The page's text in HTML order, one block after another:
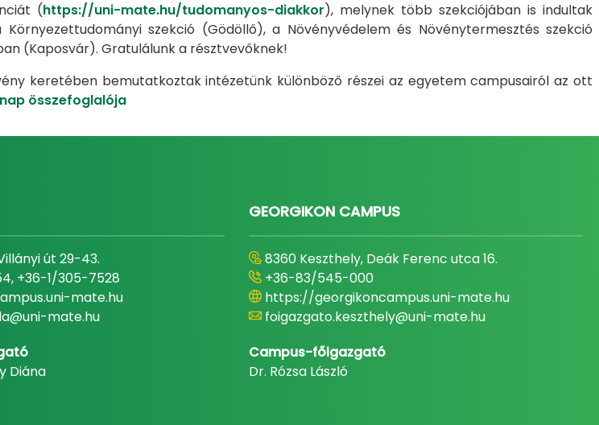
(https://uni-mate.hu/tudomanyos-diakkor), melynek több szekciójában is indultak
szekció (Gödöllő), a Növényvédelem és Növénytermesztés szekció
(Kaposvár). Gratulálunk a résztvevőknek!
keretében bemutatkoztak intézetünk különböző részei az egyetem campusairól az ott
összefoglalója
út 29-43.
+36-1/305-7528
mate.hu
mate.hu
Diána
GEORGIKON CAMPUS
8360 Keszthely, Deák Ferenc utca 16.
+36-83/545-000
https://georgikoncampus.uni-mate.hu
foigazgato.keszthely@uni-mate.hu
Campus-főigazgató
Dr. Rózsa László